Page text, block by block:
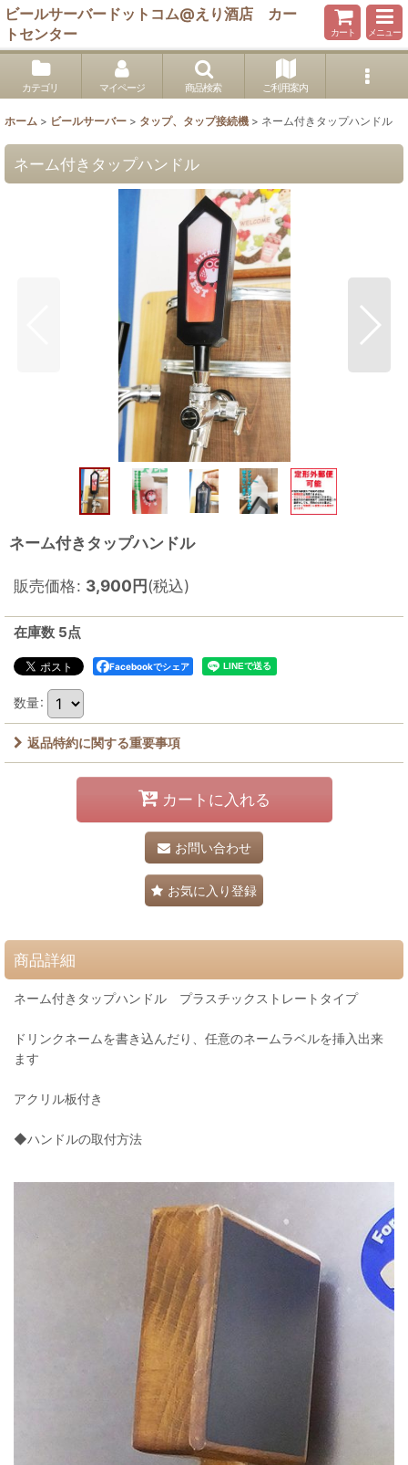
ビールサーバードットコム@えり酒店 カー
トセンター
カート メニュー
カテゴリ マイページ 商品検索 ご利用案内
ホーム > ビールサーバー > タップ、タップ接続機 > ネーム付きタップハンドル
ネーム付きタップハンドル
ネーム付きタップハンドル
販売価格: 3,900円(税込)
在庫数 5点
Facebookでシェア
数量:
返品特約に関する重要事項
カートに入れる
お問い合わせ
お気に入り登録
商品詳細
ネーム付きタップハンドル プラスチックストレートタイプ
ドリンクネームを書き込んだり、任意のネームラベルを挿入出来
ます
アクリル板付き
◆ハンドルの取付方法